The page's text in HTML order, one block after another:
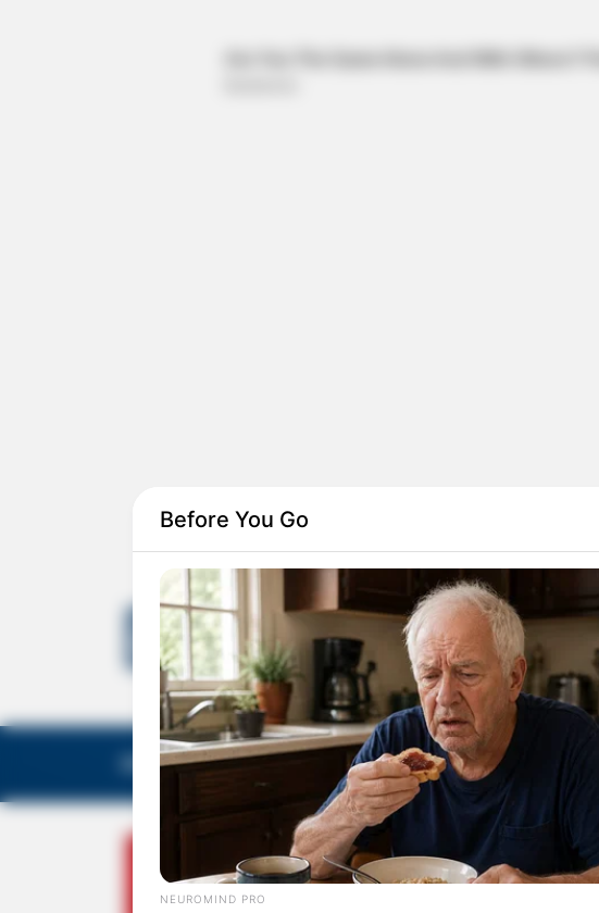
EDITORIAS GALERIA DE FOTOS NOTA DE FALECIMENTO
Before You Go
NEUROMIND PRO